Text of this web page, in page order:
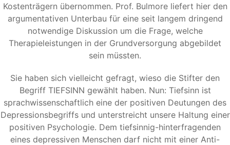
Kostenträgern übernommen. Prof. Bulmore liefert hier den
argumentativen Unterbau für eine seit langem dringend
notwendige Diskussion um die Frage, welche
Therapieleistungen in der Grundversorgung abgebildet
sein müssten.
Sie haben sich vielleicht gefragt, wieso die Stifter den
Begriff TIEFSINN gewählt haben. Nun: Tiefsinn ist
sprachwissenschaftlich eine der positiven Deutungen des
Depressionsbegriffs und unterstreicht unsere Haltung einer
positiven Psychologie. Dem tiefsinnig-hinterfragenden
eines depressiven Menschen darf nicht mit einer Anti-